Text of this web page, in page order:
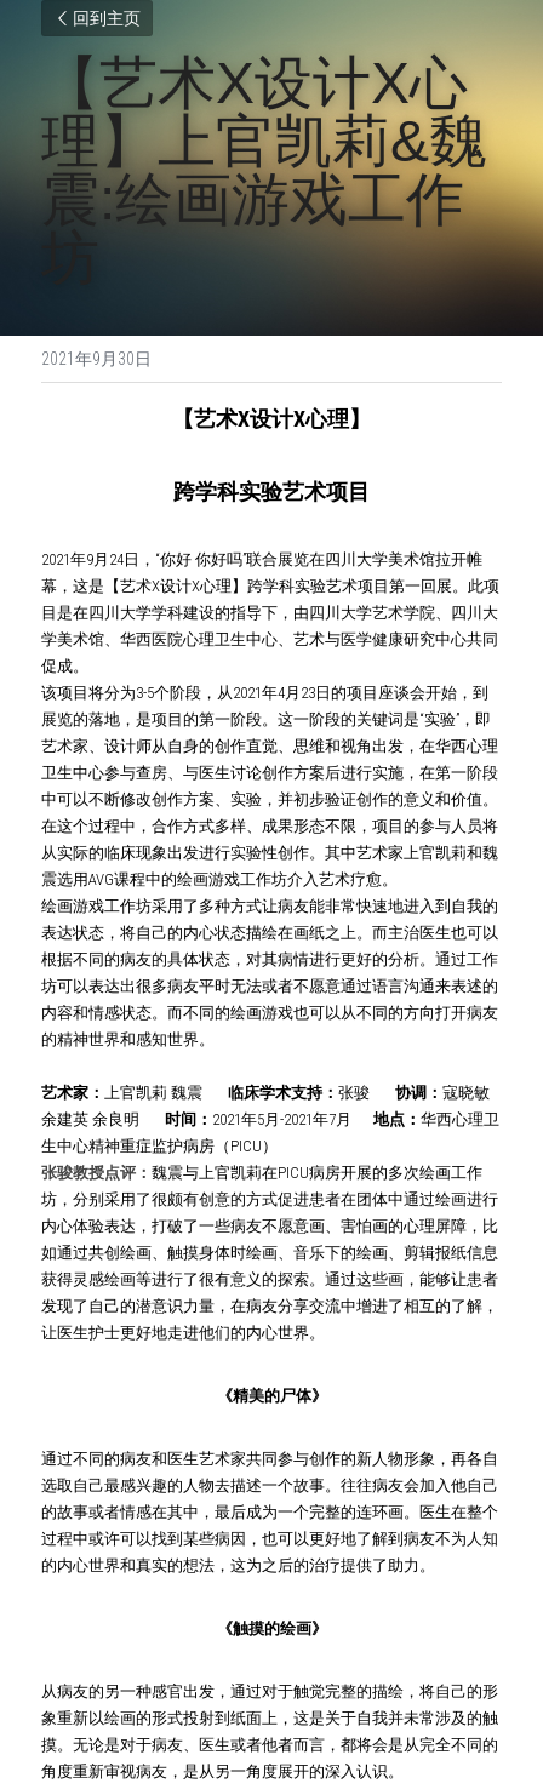
回到主页
【艺术X设计X心
理】上官凯莉&魏
震:绘画游戏工作
2021年9月30日
【艺术X设计X心理】
跨学科实验艺术项目
2021年9月24日，“你好 你好吗”联合展览在四川大学美术馆拉开帷
幕，这是【艺术X设计X心理】跨学科实验艺术项目第一回展。此项
目是在四川大学学科建设的指导下，由四川大学艺术学院、四川大
学美术馆、华西医院心理卫生中心、艺术与医学健康研究中心共同
促成。
该项目将分为3-5个阶段，从2021年4月23日的项目座谈会开始，到
展览的落地，是项目的第一阶段。这一阶段的关键词是“实验”，即
艺术家、设计师从自身的创作直觉、思维和视角出发，在华西心理
卫生中心参与查房、与医生讨论创作方案后进行实施，在第一阶段
中可以不断修改创作方案、实验，并初步验证创作的意义和价值。
在这个过程中，合作方式多样、成果形态不限，项目的参与人员将
从实际的临床现象出发进行实验性创作。其中艺术家上官凯莉和魏
震选用AVG课程中的绘画游戏工作坊介入艺术疗愈。
绘画游戏工作坊采用了多种方式让病友能非常快速地进入到自我的
表达状态，将自己的内心状态描绘在画纸之上。而主治医生也可以
根据不同的病友的具体状态，对其病情进行更好的分析。通过工作
坊可以表达出很多病友平时无法或者不愿意通过语言沟通来表述的
内容和情感状态。而不同的绘画游戏也可以从不同的方向打开病友
的精神世界和感知世界。
艺术家： 上官凯莉 魏震 临床学术支持： 张骏 协调： 寇晓敏
余建英 余良明 时间： 2021年5月-2021年7月 地点： 华西心理卫
生中心精神重症监护病房（PICU）
张骏教授点评： 魏震与上官凯莉在PICU病房开展的多次绘画工作
坊，分别采用了很颇有创意的方式促进患者在团体中通过绘画进行
内心体验表达，打破了一些病友不愿意画、害怕画的心理屏障，比
如通过共创绘画、触摸身体时绘画、音乐下的绘画、剪辑报纸信息
获得灵感绘画等进行了很有意义的探索。通过这些画，能够让患者
发现了自己的潜意识力量，在病友分享交流中增进了相互的了解，
让医生护士更好地走进他们的内心世界。
《精美的尸体》
通过不同的病友和医生艺术家共同参与创作的新人物形象，再各自
选取自己最感兴趣的人物去描述一个故事。往往病友会加入他自己
的故事或者情感在其中，最后成为一个完整的连环画。医生在整个
过程中或许可以找到某些病因，也可以更好地了解到病友不为人知
的内心世界和真实的想法，这为之后的治疗提供了助力。
《触摸的绘画》
从病友的另一种感官出发，通过对于触觉完整的描绘，将自己的形
象重新以绘画的形式投射到纸面上，这是关于自我并未常涉及的触
摸。无论是对于病友、医生或者他者而言，都将会是从完全不同的
角度重新审视病友，是从另一角度展开的深入认识。